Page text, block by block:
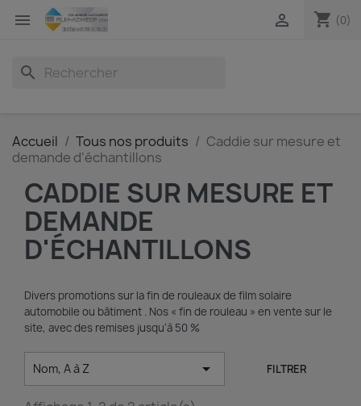
 shopping_cart (0)

search
Accueil Tous nos produits
Caddie sur mesure et
demande d'échantillons
CADDIE SUR MESURE ET
DEMANDE
D'ÉCHANTILLONS
Divers promotions sur la fin de rouleaux de film solaire
automobile ou bâtiment . Nos « fin de rouleau » en vente sur le
site, avec des remises jusqu’à 50 %
Nom, A à Z  FILTRER